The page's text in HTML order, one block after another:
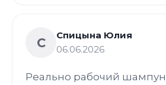
С
Спицына Юлия
06.06.2026
Реально рабочий